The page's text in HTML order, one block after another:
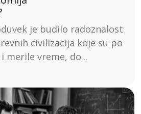
je budilo radoznalost
civilizacija koje su po
merile vreme, do...